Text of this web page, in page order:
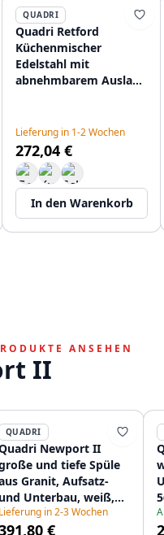
QUADRI
Quadri Retford
Küchenmischer
Edelstahl mit
abnehmbarem Auslauf
Lieferung in 1-2 Wochen
272,04 €
In den Warenkorb
ANSEHEN
II
QUADRI
Newport II
und tiefe Spüle
Granit, Aufsatz-
und Unterbau, weiß,
Spüle 76x45cm mit
Stopfen
Lieferung in 2-3 Wochen
€